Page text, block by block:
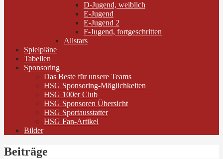
D-Jugend, weiblich
E-Jugend
E-Jugend 2
F-Jugend, fortgeschritten
Allstars
Spielpläne
Tabellen
Sponsoring
Das Beste für unsere Teams
HSG Sponsoring-Möglichkeiten
HSG 100er Club
HSG Sponsoren Übersicht
HSG Sportausstatter
HSG Fan-Artikel
Bilder
Beiträge